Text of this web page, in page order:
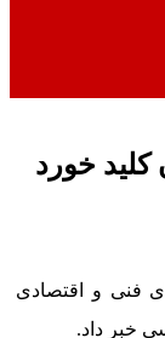
کلید خورد
فنی و اقتصادی
خبر داد.